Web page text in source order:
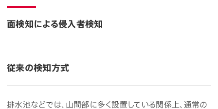
面検知による侵入者検知
従来の検知方式
排水池などでは、山間部に多く設置している関係上、通常の